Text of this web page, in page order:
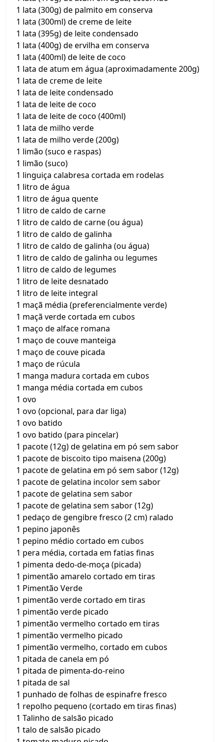
1 lata (300g) de palmito em conserva
1 lata (300ml) de creme de leite
1 lata (395g) de leite condensado
1 lata (400g) de ervilha em conserva
1 lata (400ml) de leite de coco
1 lata de atum em água (aproximadamente 200g)
1 lata de creme de leite
1 lata de leite condensado
1 lata de leite de coco
1 lata de leite de coco (400ml)
1 lata de milho verde
1 lata de milho verde (200g)
1 limão (suco e raspas)
1 limão (suco)
1 linguiça calabresa cortada em rodelas
1 litro de água
1 litro de água quente
1 litro de caldo de carne
1 litro de caldo de carne (ou água)
1 litro de caldo de galinha
1 litro de caldo de galinha (ou água)
1 litro de caldo de galinha ou legumes
1 litro de caldo de legumes
1 litro de leite desnatado
1 litro de leite integral
1 maçã média (preferencialmente verde)
1 maçã verde cortada em cubos
1 maço de alface romana
1 maço de couve manteiga
1 maço de couve picada
1 maço de rúcula
1 manga madura cortada em cubos
1 manga média cortada em cubos
1 ovo
1 ovo (opcional, para dar liga)
1 ovo batido
1 ovo batido (para pincelar)
1 pacote (12g) de gelatina em pó sem sabor
1 pacote de biscoito tipo maisena (200g)
1 pacote de gelatina em pó sem sabor (12g)
1 pacote de gelatina incolor sem sabor
1 pacote de gelatina sem sabor
1 pacote de gelatina sem sabor (12g)
1 pedaço de gengibre fresco (2 cm) ralado
1 pepino japonês
1 pepino médio cortado em cubos
1 pera média, cortada em fatias finas
1 pimenta dedo-de-moça (picada)
1 pimentão amarelo cortado em tiras
1 Pimentão Verde
1 pimentão verde cortado em tiras
1 pimentão verde picado
1 pimentão vermelho cortado em tiras
1 pimentão vermelho picado
1 pimentão vermelho, cortado em cubos
1 pitada de canela em pó
1 pitada de pimenta-do-reino
1 pitada de sal
1 punhado de folhas de espinafre fresco
1 repolho pequeno (cortado em tiras finas)
1 Talinho de salsão picado
1 talo de salsão picado